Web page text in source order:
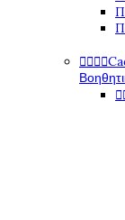

